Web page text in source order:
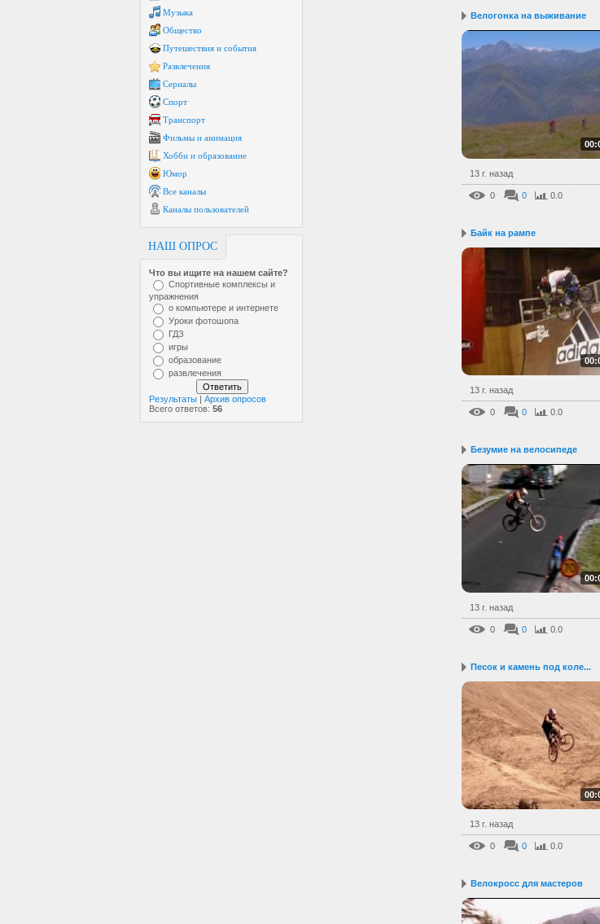
Музыка
Общество
Путешествия и события
Развлечения
Сериалы
Спорт
Транспорт
Фильмы и анимация
Хобби и образование
Юмор
Все каналы
Каналы пользователей
НАШ ОПРОС
Что вы ищите на нашем сайте?
Спортивные комплексы и
упражнения
о компьютере и интернете
Уроки фотошопа
ГДЗ
игры
образование
развлечения
Результаты | Архив опросов
Всего ответов: 56
Велогонка на выживание
13 г. назад
0 0 0.0
Байк на рампе
13 г. назад
0 0 0.0
Безумие на велосипеде
13 г. назад
0 0 0.0
Песок и камень под коле...
13 г. назад
0 0 0.0
Велокросс для мастеров